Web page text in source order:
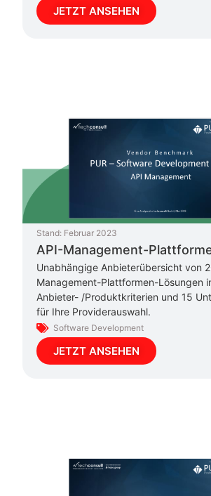
JETZT ANSEHEN
Stand: Februar 2023
API-Management-
Unabhängige Anbieterübersicht von
Management-Plattformen-Lösungen
Anbieter- /Produktkriterien und 15
für Ihre Providerauswahl.
Software Development
JETZT ANSEHEN